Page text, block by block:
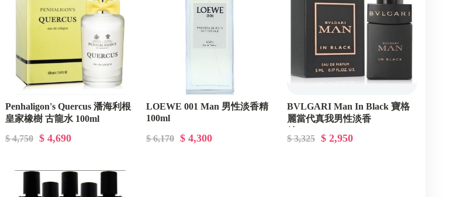
Penhaligon's Quercus 潘海利根
皇家橡樹 古龍水 100ml
$ 4,750 $ 4,690
LOEWE 001 Man 男性淡香精
100ml
$ 6,170 $ 4,300
BVLGARI Man In Black 寶格
麗當代真我男性淡香
$ 3,325 $ 2,950